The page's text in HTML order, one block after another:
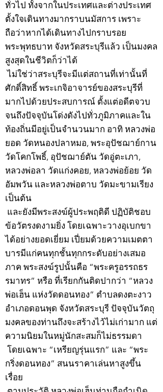
ทั่วไป ทั้งจากในประเทศและต่างประเทศ
ตั้งใจเดินทางมากราบนมัสการ เพราะ
ถือว่าหากได้เดินทางไปกราบรอย
พระพุทธบาท จังหวัดสระบุรีแล้ว เป็นมงคล
สูงสุดในชีวิตก็ว่าได้
ไม่ใช่ว่าสระบุรีจะมีแต่สถานที่เท่านั้นที่
ศักดิ์สิทธิ์ พระเกจิอาจารย์ของสระบุรีที่
มากไปด้วยประสบการณ์ ตั้งแต่อดีตจวบ
จนถึงปัจจุบันโด่งดังไปทั่วภูมิภาคและใน
ท้องถิ่นมีอยู่เป็นจำนวนมาก อาทิ หลวงพ่อ
ยอด วัดหนองปลาหมอ, พระอุปัชฌาย์กาน
วัดโคกโพธิ์, อุปัชฌาย์ตัน วัดอู่ตะเภา,
หลวงพ่อลา วัดแก่งคอย, หลวงพ่อย้อย วัด
อัมพวัน และหลวงพ่อตาบ วัดมะขามเรียง
เป็นต้น
และยังมีพระสงฆ์ผู้ประพฤติดี ปฏิบัติชอบ
ข้อวัตรงดงามยิ่ง โดยเฉพาะวางอุเบกขา
ได้อย่างยอดเยี่ยม เปี่ยมด้วยความเมตตา
บารมีแก่คนทุกชั้นทุกกระดับอย่างเสมอ
ภาค พระสงฆ์รูปนั้นคือ “พระครูอรรถธร
รมาทร” หรือ ที่เรียกกันติดปากว่า “หลวง
พ่อเฮ็น แห่งวัดดอนทอง” ตำบลดงตะงาว
อำเภอดอนพุด จังหวัดสระบุรี ปัจจุบันวัตถุ
มงคลของท่านถึงจะสร้างไว้ไม่เก่ามาก แต่
ความนิยมในหมู่นักสะสมก็ไม่ธรรมดา
โดยเฉพาะ “เหรียญรุ่นแรก” และ “พระ
กริ่งดอนทอง” สนนราคาเล่นหาสูงขึ้น
เรื่อย